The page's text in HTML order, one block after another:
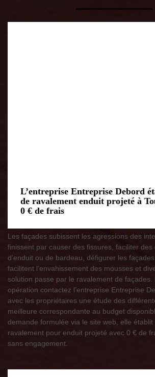
L’entreprise Entreprise Debord
de ravalement enduit projeté à
0 € de frais
Les façades subissent les agressions des
finissent par causer des fissures, faciliter des
d’enduit ou de bardeau, défigurer les
facilitent l’envahissement des mousses et
solution passe par le ravalement de façades.
opération contactez l’entreprise Entreprise
avec les propriétaires une étude des
meilleure correspondante au budget
demande formulée via le site web, elle établit
ravalement pour enduit projeté avec 0 € de
sans engagement.